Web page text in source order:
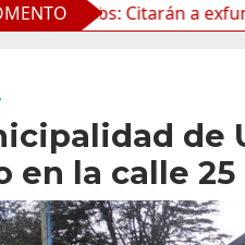
Citarán a exfuncionarios
de
en la calle 25